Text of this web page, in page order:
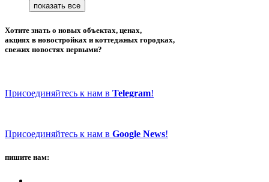
Хотите знать о новых объектах, ценах,
акциях в новостройках и коттеджных городках,
свежих новостях первыми?
Присоединяйтесь к нам в Telegram!
Присоединяйтесь к нам в Google News!
пишите нам: